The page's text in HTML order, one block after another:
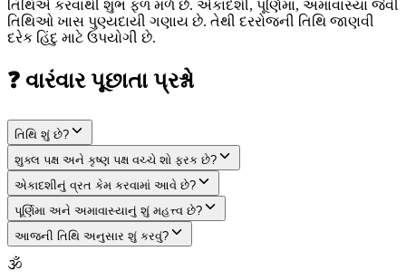
તિથિએ કરવાથી શુભ ફળ મળે છે. એકાદશી, પૂર્ણિમા, અમાવાસ્યા જેવી
તિથિઓ ખાસ પુણ્યદાયી ગણાય છે. તેથી દરરોજની તિથિ જાણવી
દરેક હિંદુ માટે ઉપયોગી છે.
❓ વારંવાર પૂછાતા પ્રશ્નો
તિથિ શું છે?
શુક્લ પક્ષ અને કૃષ્ણ પક્ષ વચ્ચે શો ફરક છે?
એકાદશીનું વ્રત કેમ કરવામાં આવે છે?
પૂર્ણિમા અને અમાવાસ્યાનું શું મહત્ત્વ છે?
આજની તિથિ અનુસાર શું કરવું?
🕉